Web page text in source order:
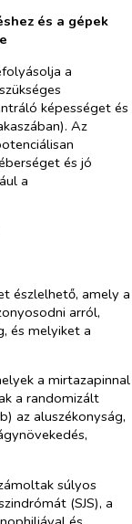
és a gépek
a
képességet és
Az
és jó
a
észlelhető, amely a
arról,
és melyiket a
a mirtazapinnal
a randomizált
az aluszékonyság,
súlyos
(SJS), a